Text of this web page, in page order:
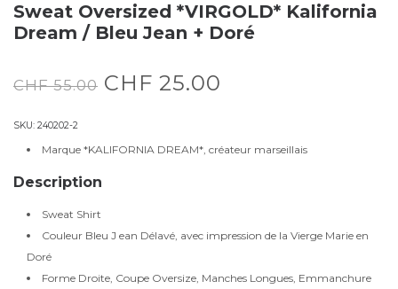
Sweat Oversized *VIRGOLD* Kalifornia
Dream / Bleu Jean + Doré
CHF55.00 CHF 25.00
SKU: 240202-2
Marque *KALIFORNIA DREAM*, créateur marseillais
Description
Sweat Shirt
Couleur Bleu J ean Délavé, avec impression de la Vierge Marie en
Doré
Forme Droite, Coupe Oversize, Manches Longues, Emmanchure